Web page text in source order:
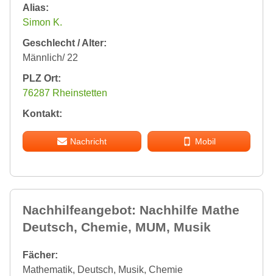
Alias:
Simon K.
Geschlecht / Alter:
Männlich/ 22
PLZ Ort:
76287 Rheinstetten
Kontakt:
Nachricht Mobil
Nachhilfeangebot: Nachhilfe Mathe
Deutsch, Chemie, MUM, Musik
Fächer:
Mathematik, Deutsch, Musik, Chemie